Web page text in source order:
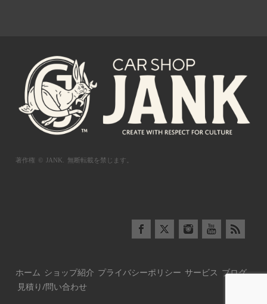
著作権 © JANK. 無断転載を禁じます。
ホーム ショップ紹介 プライバシーポリシー サービス ブログ
見積り/問い合わせ